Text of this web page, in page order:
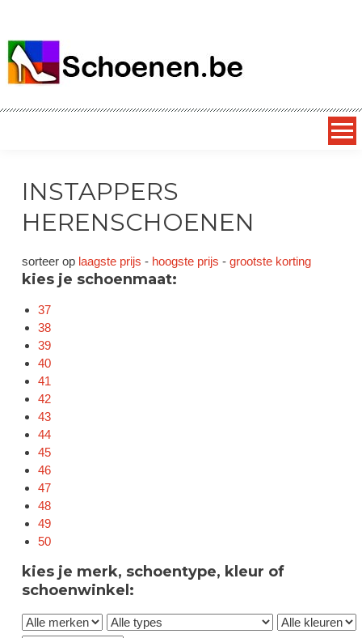
SCHOENEN.beexclusieve schoenmerken
INSTAPPERS
HERENSCHOENEN
sorteer op laagste prijs - hoogste prijs - grootste korting
kies je schoenmaat:
37
38
39
40
41
42
43
44
45
46
47
48
49
50
kies je merk, schoentype, kleur of
schoenwinkel: